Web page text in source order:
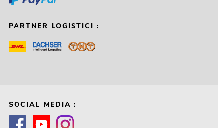
PARTNER LOGISTICI :
SOCIAL MEDIA :